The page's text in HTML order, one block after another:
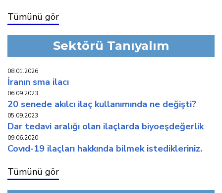
Tümünü gör
Sektörü Tanıyalım
08.01.2026
i̇ranin sma i̇laci
06.09.2023
20 senede akilci i̇laç kullaniminda ne deği̇şti̇?
05.09.2023
dar tedavi̇ araliği olan i̇laçlarda bi̇yoeşdeğerli̇k
09.06.2020
covid-19 i̇laçlari hakkinda bi̇lmek i̇stedi̇kleri̇ni̇z.
Tümünü gör